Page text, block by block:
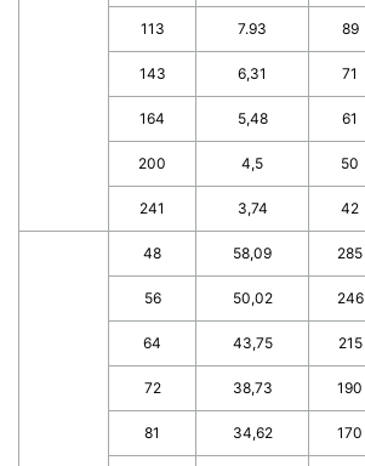
113 7.93 89
143 6,31 71
164 5,48 61
200 4,5 50
241 3,74 42
48 58,09 285
56 50,02 246
64 43,75 215
72 38,73 190
81 34,62 170